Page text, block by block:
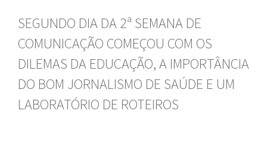
SEGUNDO DIA DA 2ª SEMANA DE
COMUNICAÇÃO COMEÇOU COM OS
DILEMAS DA EDUCAÇÃO, A IMPORTÂNCIA
DO BOM JORNALISMO DE SAÚDE E UM
LABORATÓRIO DE ROTEIROS